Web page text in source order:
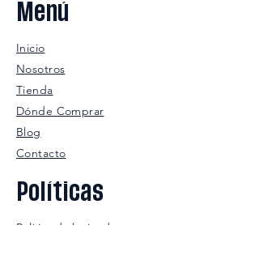
Menú
Inicio
Nosotros
Tienda
Dónde Comprar
Blog
Contacto
Políticas
Política de la tienda